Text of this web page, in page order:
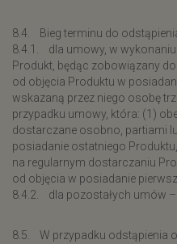
8.4. Bieg terminu do
8.4.1. dla umowy, w
Produkt, będąc zobowiązany
od objęcia Produktu w
wskazaną przez niego osobę
przypadku umowy, która: (1)
dostarczane osobno, partiami
posiadanie ostatniego
na regularnym dostarczaniu
od objęcia w posiadanie
8.4.2. dla pozostałych umów
8.5. W przypadku odstąpienia